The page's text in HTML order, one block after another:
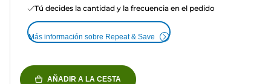
Tú decides la cantidad y la frecuencia en el pedido
Más información sobre Repeat & Save
AÑADIR A LA CESTA